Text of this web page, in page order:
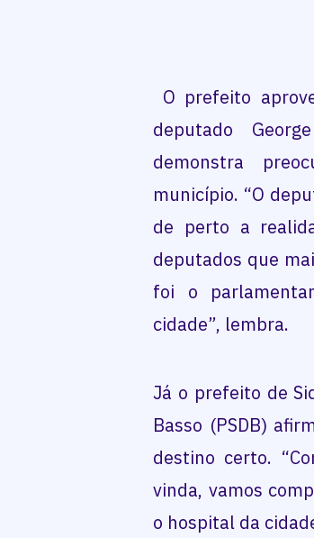
O prefeito
deputado
demonstra
município. “O
de perto a
deputados que
foi o
cidade”, lembra.
Já o prefeito de
Basso (PSDB)
destino certo.
vinda, vamos
o hospital da